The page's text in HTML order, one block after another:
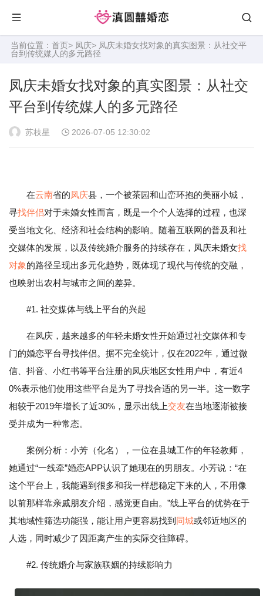
当前位置： 首页> 凤庆> 凤庆未婚女找对象的真实图景：从社交平
台到传统媒人的多元路径
凤庆未婚女找对象的真实图景：从社交
平台到传统媒人的多元路径
苏枝星 2026-07-05 12:30:02
在云南省的凤庆县，一个被茶园和山峦环抱的美丽小城，
寻找伴侣对于未婚女性而言，既是一个个人选择的过程，也深
受当地文化、经济和社会结构的影响。随着互联网的普及和社
交媒体的发展，以及传统婚介服务的持续存在，凤庆未婚女找
对象的路径呈现出多元化趋势，既体现了现代与传统的交融，
也映射出农村与城市之间的差异。
#1. 社交媒体与线上平台的兴起
在凤庆，越来越多的年轻未婚女性开始通过社交媒体和专
门的婚恋平台寻找伴侣。据不完全统计，仅在2022年，通过微
信、抖音、小红书等平台注册的凤庆地区女性用户中，有近4
0%表示他们使用这些平台是为了寻找合适的另一半。这一数字
相较于2019年增长了近30%，显示出线上交友在当地逐渐被接
受并成为一种常态。
案例分析：小芳（化名），一位在县城工作的年轻教师，
她通过“一线牵”婚恋APP认识了她现在的男朋友。小芳说：“在
这个平台上，我能遇到很多和我一样想稳定下来的人，不用像
以前那样靠亲戚朋友介绍，感觉更自由。”线上平台的优势在于
其地域性筛选功能强，能让用户更容易找到 同城或邻近地区的
人选，同时减少了因距离产生的实际交往障碍。
#2. 传统婚介与家族联姻的持续影响力